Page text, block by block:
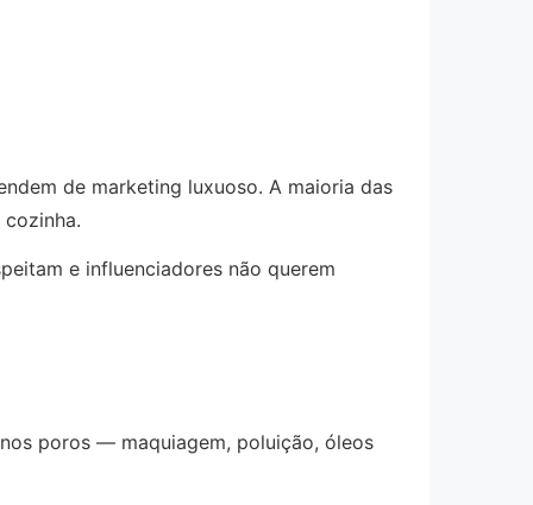
de marketing luxuoso. A maioria das
e influenciadores não querem
poros — maquiagem, poluição, óleos